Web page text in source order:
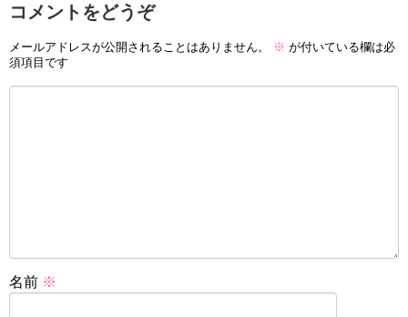
コメントをどうぞ
メールアドレスが公開されることはありません。 ※ が付いている欄は必
須項目です
名前 ※